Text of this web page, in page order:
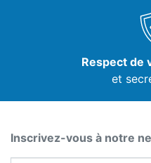
Respect de
et
Inscrivez-vous à notre